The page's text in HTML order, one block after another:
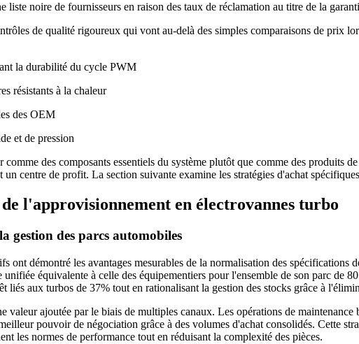
liste noire de fournisseurs en raison des taux de réclamation au titre de la
de qualité rigoureux qui vont au-delà des simples comparaisons de prix
la durabilité du cycle PWM
résistants à la chaleur
des OEM
et de pression
des composants essentiels du système plutôt que comme des produits
centre de profit. La section suivante examine les stratégies d'achat
l'approvisionnement en électrovannes turbo
gestion des parcs automobiles
ont démontré les avantages mesurables de la normalisation des
équivalente à celle des équipementiers pour l'ensemble de son parc de
liés aux turbos de 37% tout en rationalisant la gestion des stocks grâce à
valeur ajoutée par le biais de multiples canaux. Les opérations de
pouvoir de négociation grâce à des volumes d'achat consolidés. Cette
les normes de performance tout en réduisant la complexité des pièces.